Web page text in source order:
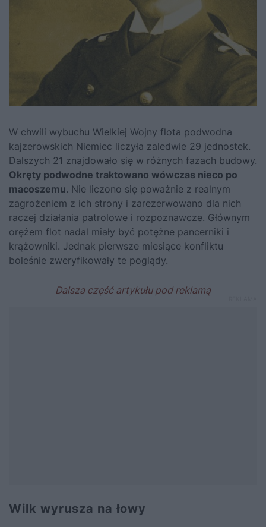
W chwili wybuchu Wielkiej Wojny flota podwodna
kajzerowskich Niemiec liczyła zaledwie 29 jednostek.
Dalszych 21 znajdowało się w różnych fazach budowy.
Okręty podwodne traktowano wówczas nieco po
macoszemu. Nie liczono się poważnie z realnym
zagrożeniem z ich strony i zarezerwowano dla nich
raczej działania patrolowe i rozpoznawcze. Głównym
orężem flot nadal miały być potężne pancerniki i
krążowniki. Jednak pierwsze miesiące konfliktu
boleśnie zweryfikowały te poglądy.
Wilk wyrusza na łowy